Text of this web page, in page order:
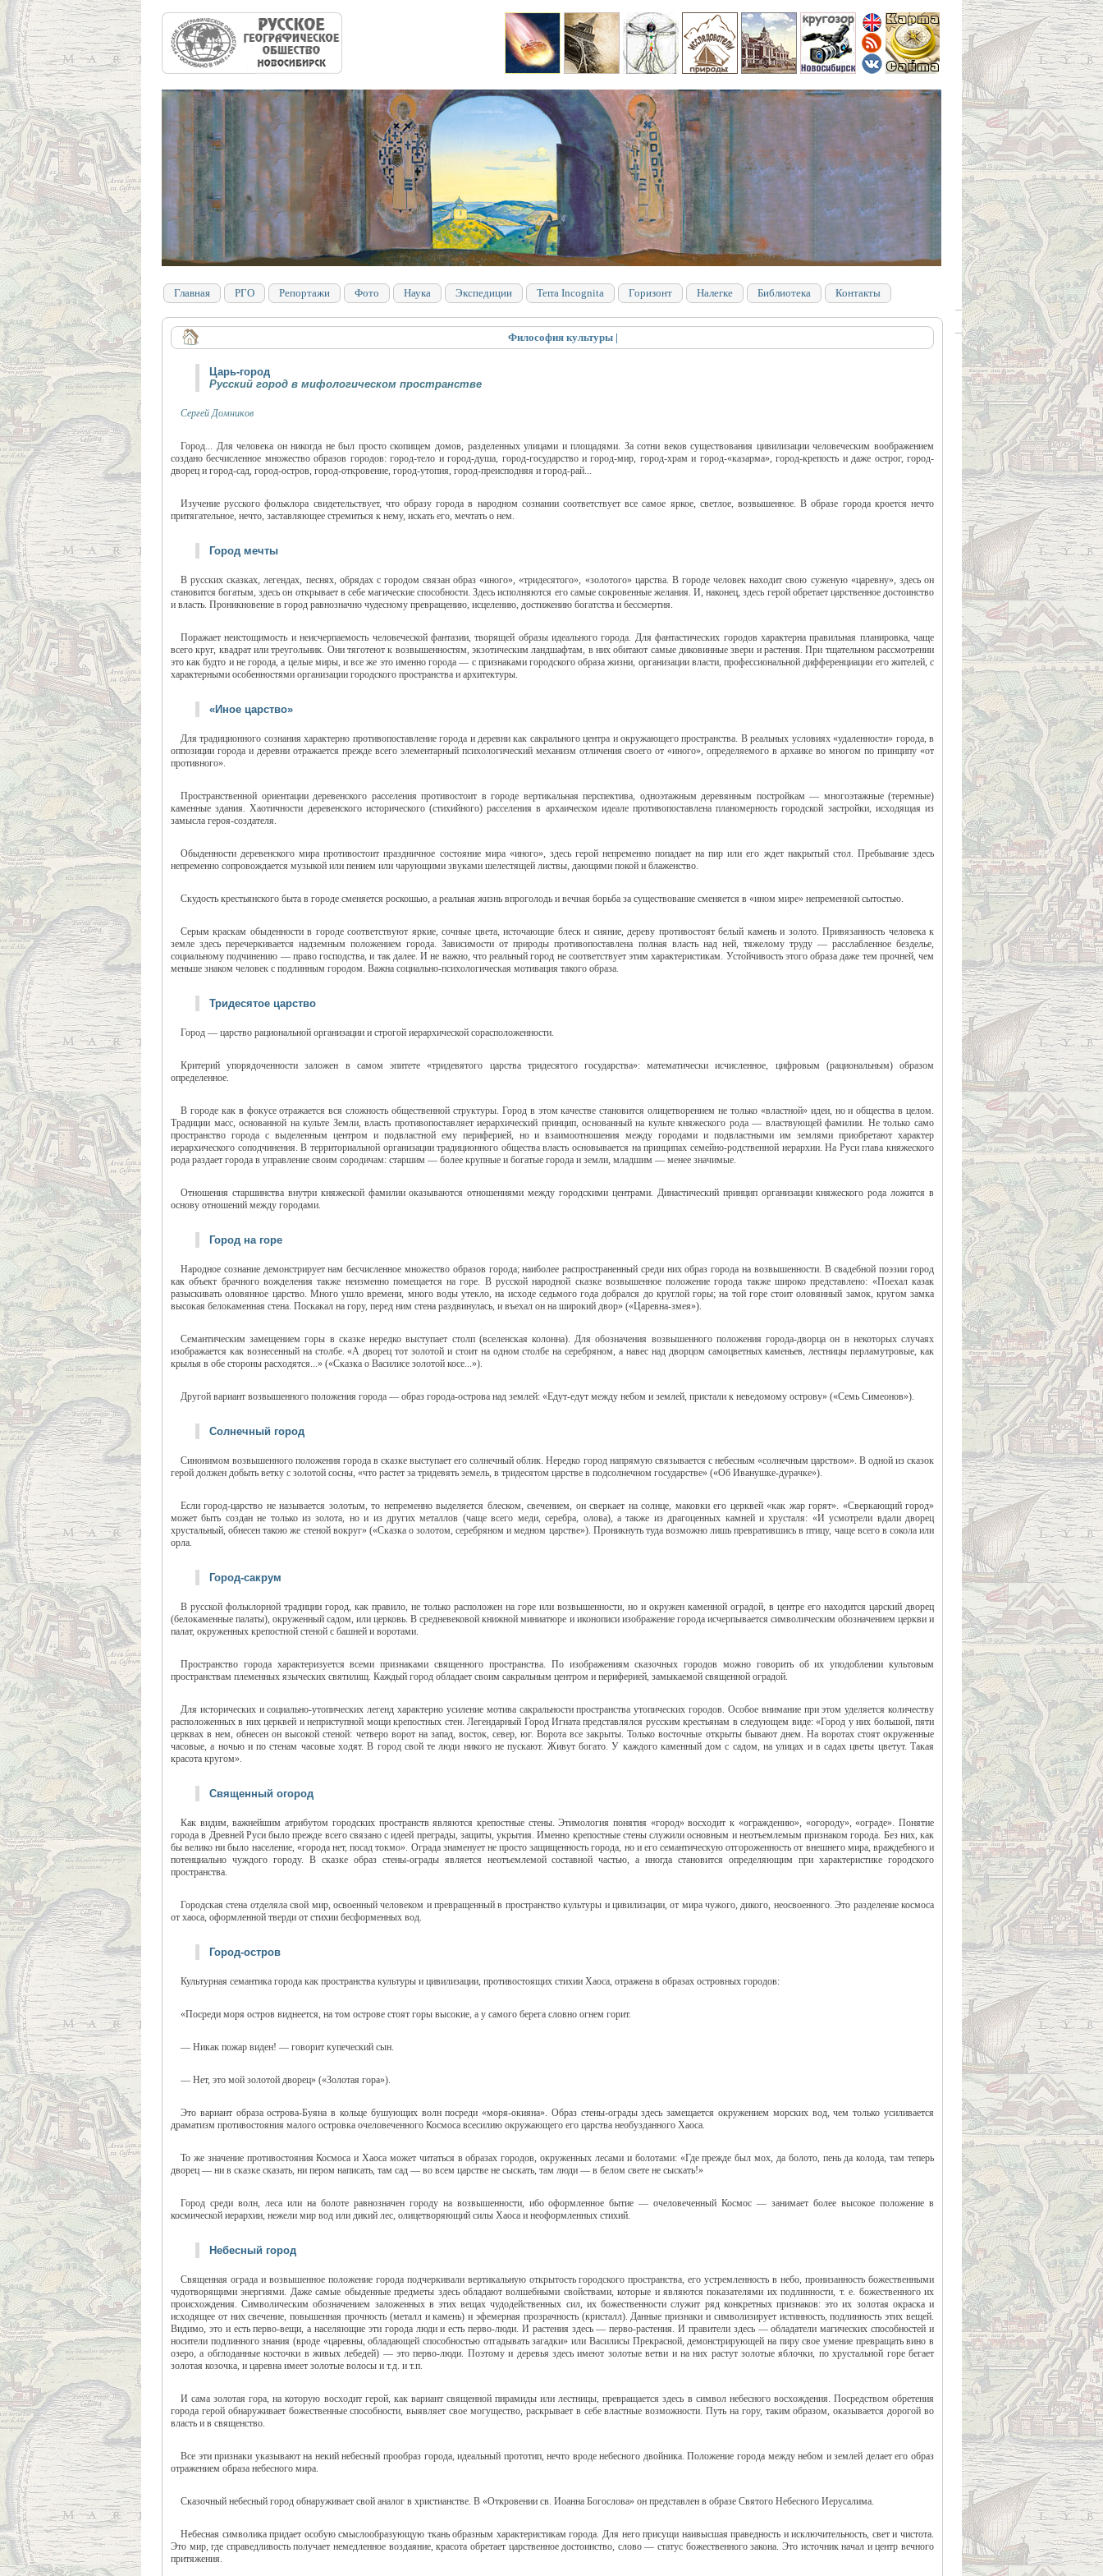
Главная РГО Репортажи Фото Наука Экспедиции Terra Incognita Горизонт Налегке Библиотека Контакты
Философия культуры |
Царь-город
Русский город в мифологическом пространстве
Сергей Домников
Город... Для человека он никогда не был просто скопищем домов, разделенных улицами и площадями. За сотни веков существования цивилизации человеческим воображением
создано бесчисленное множество образов городов: город-тело и город-душа, город-государство и город-мир, город-храм и город-«казарма», город-крепость и даже острог, город-
дворец и город-сад, город-остров, город-откровение, город-утопия, город-преисподняя и город-рай...
Изучение русского фольклора свидетельствует, что образу города в народном сознании соответствует все самое яркое, светлое, возвышенное. В образе города кроется нечто
притягательное, нечто, заставляющее стремиться к нему, искать его, мечтать о нем.
Город мечты
В русских сказках, легендах, песнях, обрядах с городом связан образ «иного», «тридесятого», «золотого» царства. В городе человек находит свою суженую «царевну», здесь он
становится богатым, здесь он открывает в себе магические способности. Здесь исполняются его самые сокровенные желания. И, наконец, здесь герой обретает царственное достоинство
и власть. Проникновение в город равнозначно чудесному превращению, исцелению, достижению богатства и бессмертия.
Поражает неистощимость и неисчерпаемость человеческой фантазии, творящей образы идеального города. Для фантастических городов характерна правильная планировка, чаще
всего круг, квадрат или треугольник. Они тяготеют к возвышенностям, экзотическим ландшафтам, в них обитают самые диковинные звери и растения. При тщательном рассмотрении
это как будто и не города, а целые миры, и все же это именно города — с признаками городского образа жизни, организации власти, профессиональной дифференциации его жителей, с
характерными особенностями организации городского пространства и архитектуры.
«Иное царство»
Для традиционного сознания характерно противопоставление города и деревни как сакрального центра и окружающего пространства. В реальных условиях «удаленности» города, в
оппозиции города и деревни отражается прежде всего элементарный психологический механизм отличения своего от «иного», определяемого в архаике во многом по принципу «от
противного».
Пространственной ориентации деревенского расселения противостоит в городе вертикальная перспектива, одноэтажным деревянным постройкам — многоэтажные (теремные)
каменные здания. Хаотичности деревенского исторического (стихийного) расселения в архаическом идеале противопоставлена планомерность городской застройки, исходящая из
замысла героя-создателя.
Обыденности деревенского мира противостоит праздничное состояние мира «иного», здесь герой непременно попадает на пир или его ждет накрытый стол. Пребывание здесь
непременно сопровождается музыкой или пением или чарующими звуками шелестящей листвы, дающими покой и блаженство.
Скудость крестьянского быта в городе сменяется роскошью, а реальная жизнь впроголодь и вечная борьба за существование сменяется в «ином мире» непременной сытостью.
Серым краскам обыденности в городе соответствуют яркие, сочные цвета, источающие блеск и сияние, дереву противостоят белый камень и золото. Привязанность человека к
земле здесь перечеркивается надземным положением города. Зависимости от природы противопоставлена полная власть над ней, тяжелому труду — расслабленное безделье,
социальному подчинению — право господства, и так далее. И не важно, что реальный город не соответствует этим характеристикам. Устойчивость этого образа даже тем прочней, чем
меньше знаком человек с подлинным городом. Важна социально-психологическая мотивация такого образа.
Тридесятое царство
Город — царство рациональной организации и строгой иерархической сорасположенности.
Критерий упорядоченности заложен в самом эпитете «тридевятого царства тридесятого государства»: математически исчисленное, цифровым (рациональным) образом
определенное.
В городе как в фокусе отражается вся сложность общественной структуры. Город в этом качестве становится олицетворением не только «властной» идеи, но и общества в целом.
Традиции масс, основанной на культе Земли, власть противопоставляет иерархический принцип, основанный на культе княжеского рода — властвующей фамилии. Не только само
пространство города с выделенным центром и подвластной ему периферией, но и взаимоотношения между городами и подвластными им землями приобретают характер
иерархического соподчинения. В территориальной организации традиционного общества власть основывается на принципах семейно-родственной иерархии. На Руси глава княжеского
рода раздает города в управление своим сородичам: старшим — более крупные и богатые города и земли, младшим — менее значимые.
Отношения старшинства внутри княжеской фамилии оказываются отношениями между городскими центрами. Династический принцип организации княжеского рода ложится в
основу отношений между городами.
Город на горе
Народное сознание демонстрирует нам бесчисленное множество образов города; наиболее распространенный среди них образ города на возвышенности. В свадебной поэзии город
как объект брачного вожделения также неизменно помещается на горе. В русской народной сказке возвышенное положение города также широко представлено: «Поехал казак
разыскивать оловянное царство. Много ушло времени, много воды утекло, на исходе седьмого года добрался до круглой горы; на той горе стоит оловянный замок, кругом замка
высокая белокаменная стена. Поскакал на гору, перед ним стена раздвинулась, и въехал он на широкий двор» («Царевна-змея»).
Семантическим замещением горы в сказке нередко выступает столп (вселенская колонна). Для обозначения возвышенного положения города-дворца он в некоторых случаях
изображается как вознесенный на столбе. «А дворец тот золотой и стоит на одном столбе на серебряном, а навес над дворцом самоцветных каменьев, лестницы перламутровые, как
крылья в обе стороны расходятся...» («Сказка о Василисе золотой косе...»).
Другой вариант возвышенного положения города — образ города-острова над землей: «Едут-едут между небом и землей, пристали к неведомому острову» («Семь Симеонов»).
Солнечный город
Синонимом возвышенного положения города в сказке выступает его солнечный облик. Нередко город напрямую связывается с небесным «солнечным царством». В одной из сказок
герой должен добыть ветку с золотой сосны, «что растет за тридевять земель, в тридесятом царстве в подсолнечном государстве» («Об Иванушке-дурачке»).
Если город-царство не называется золотым, то непременно выделяется блеском, свечением, он сверкает на солнце, маковки его церквей «как жар горят». «Сверкающий город»
может быть создан не только из золота, но и из других металлов (чаще всего меди, серебра, олова), а также из драгоценных камней и хрусталя: «И усмотрели вдали дворец
хрустальный, обнесен такою же стеной вокруг» («Сказка о золотом, серебряном и медном царстве»). Проникнуть туда возможно лишь превратившись в птицу, чаще всего в сокола или
орла.
Город-сакрум
В русской фольклорной традиции город, как правило, не только расположен на горе или возвышенности, но и окружен каменной оградой, в центре его находится царский дворец
(белокаменные палаты), окруженный садом, или церковь. В средневековой книжной миниатюре и иконописи изображение города исчерпывается символическим обозначением церкви и
палат, окруженных крепостной стеной с башней и воротами.
Пространство города характеризуется всеми признаками священного пространства. По изображениям сказочных городов можно говорить об их уподоблении культовым
пространствам племенных языческих святилищ. Каждый город обладает своим сакральным центром и периферией, замыкаемой священной оградой.
Для исторических и социально-утопических легенд характерно усиление мотива сакральности пространства утопических городов. Особое внимание при этом уделяется количеству
расположенных в них церквей и неприступной мощи крепостных стен. Легендарный Город Игната представлялся русским крестьянам в следующем виде: «Город у них большой, пяти
церквах в нем, обнесен он высокой стеной: четверо ворот на запад, восток, север, юг. Ворота все закрыты. Только восточные открыты бывают днем. На воротах стоят окруженные
часовые, а ночью и по стенам часовые ходят. В город свой те люди никого не пускают. Живут богато. У каждого каменный дом с садом, на улицах и в садах цветы цветут. Такая
красота кругом».
Священный огород
Как видим, важнейшим атрибутом городских пространств являются крепостные стены. Этимология понятия «город» восходит к «ограждению», «огороду», «ограде». Понятие
города в Древней Руси было прежде всего связано с идеей преграды, защиты, укрытия. Именно крепостные стены служили основным и неотъемлемым признаком города. Без них, как
бы велико ни было население, «города нет, посад токмо». Ограда знаменует не просто защищенность города, но и его семантическую отгороженность от внешнего мира, враждебного и
потенциально чуждого городу. В сказке образ стены-ограды является неотъемлемой составной частью, а иногда становится определяющим при характеристике городского
пространства.
Городская стена отделяла свой мир, освоенный человеком и превращенный в пространство культуры и цивилизации, от мира чужого, дикого, неосвоенного. Это разделение космоса
от хаоса, оформленной тверди от стихии бесформенных вод.
Город-остров
Культурная семантика города как пространства культуры и цивилизации, противостоящих стихии Хаоса, отражена в образах островных городов:
«Посреди моря остров виднеется, на том острове стоят горы высокие, а у самого берега словно огнем горит.
— Никак пожар виден! — говорит купеческий сын.
— Нет, это мой золотой дворец» («Золотая гора»).
Это вариант образа острова-Буяна в кольце бушующих волн посреди «моря-окияна». Образ стены-ограды здесь замещается окружением морских вод, чем только усиливается
драматизм противостояния малого островка очеловеченного Космоса всесилию окружающего его царства необузданного Хаоса.
То же значение противостояния Космоса и Хаоса может читаться в образах городов, окруженных лесами и болотами: «Где прежде был мох, да болото, пень да колода, там теперь
дворец — ни в сказке сказать, ни пером написать, там сад — во всем царстве не сыскать, там люди — в белом свете не сыскать!»
Город среди волн, леса или на болоте равнозначен городу на возвышенности, ибо оформленное бытие — очеловеченный Космос — занимает более высокое положение в
космической иерархии, нежели мир вод или дикий лес, олицетворяющий силы Хаоса и неоформленных стихий.
Небесный город
Священная ограда и возвышенное положение города подчеркивали вертикальную открытость городского пространства, его устремленность в небо, пронизанность божественными
чудотворящими энергиями. Даже самые обыденные предметы здесь обладают волшебными свойствами, которые и являются показателями их подлинности, т. е. божественного их
происхождения. Символическим обозначением заложенных в этих вещах чудодейственных сил, их божественности служит ряд конкретных признаков: это их золотая окраска и
исходящее от них свечение, повышенная прочность (металл и камень) и эфемерная прозрачность (кристалл). Данные признаки и символизирует истинность, подлинность этих вещей.
Видимо, это и есть перво-вещи, а населяющие эти города люди и есть перво-люди. И растения здесь — перво-растения. И правители здесь — обладатели магических способностей и
носители подлинного знания (вроде «царевны, обладающей способностью отгадывать загадки» или Василисы Прекрасной, демонстрирующей на пиру свое умение превращать вино в
озеро, а обглоданные косточки в живых лебедей) — это перво-люди. Поэтому и деревья здесь имеют золотые ветви и на них растут золотые яблочки, по хрустальной горе бегает
золотая козочка, и царевна имеет золотые волосы и т.д. и т.п.
И сама золотая гора, на которую восходит герой, как вариант священной пирамиды или лестницы, превращается здесь в символ небесного восхождения. Посредством обретения
города герой обнаруживает божественные способности, выявляет свое могущество, раскрывает в себе властные возможности. Путь на гору, таким образом, оказывается дорогой во
власть и в священство.
Все эти признаки указывают на некий небесный прообраз города, идеальный прототип, нечто вроде небесного двойника. Положение города между небом и землей делает его образ
отражением образа небесного мира.
Сказочный небесный город обнаруживает свой аналог в христианстве. В «Откровении св. Иоанна Богослова» он представлен в образе Святого Небесного Иерусалима.
Небесная символика придает особую смыслообразующую ткань образным характеристикам города. Для него присущи наивысшая праведность и исключительность, свет и чистота.
Это мир, где справедливость получает немедленное воздаяние, красота обретает царственное достоинство, слово — статус божественного закона. Это источник начал и центр вечного
притяжения.